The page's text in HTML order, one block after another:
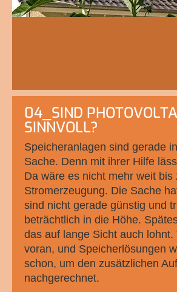
04_SIND
SINNVOLL?
Speicheranlagen sind gerade
Sache. Denn mit ihrer Hilfe
Da wäre es nicht mehr weit
Stromerzeugung. Die Sache
sind nicht gerade günstig und
beträchtlich in die Höhe.
das auf lange Sicht auch
voran, und Speicherlösungen
schon, um den zusätzlichen
nachgerechnet.